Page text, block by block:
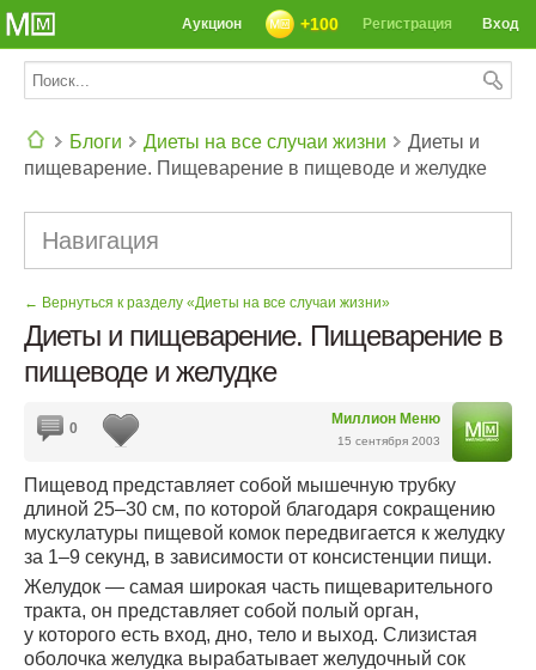
Вход
Регистрация
+100
Аукцион
Блоги Диеты на все случаи жизни
Диеты и
пищеварение. Пищеварение в пищеводе и желудке
Навигация
← Вернуться к разделу «Диеты на все случаи жизни»
Диеты и пищеварение. Пищеварение в
пищеводе и желудке
Миллион Меню
15 сентября 2003
0
Пищевод представляет собой мышечную трубку
длиной 25–30 см, по которой благодаря сокращению
мускулатуры пищевой комок передвигается к желудку
за 1–9 секунд, в зависимости от консистенции пищи.
Желудок — самая широкая часть пищеварительного
тракта, он представляет собой полый орган,
у которого есть вход, дно, тело и выход. Слизистая
оболочка желудка вырабатывает желудочный сок